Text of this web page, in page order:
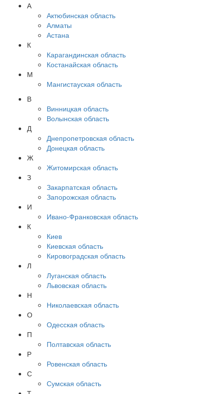
А
Актюбинская область
Алматы
Астана
К
Карагандинская область
Костанайская область
М
Мангистауская область
В
Винницкая область
Волынская область
Д
Днепропетровская область
Донецкая область
Ж
Житомирская область
З
Закарпатская область
Запорожская область
И
Ивано-Франковская область
К
Киев
Киевская область
Кировоградская область
Л
Луганская область
Львовская область
Н
Николаевская область
О
Одесская область
П
Полтавская область
Р
Ровенская область
С
Сумская область